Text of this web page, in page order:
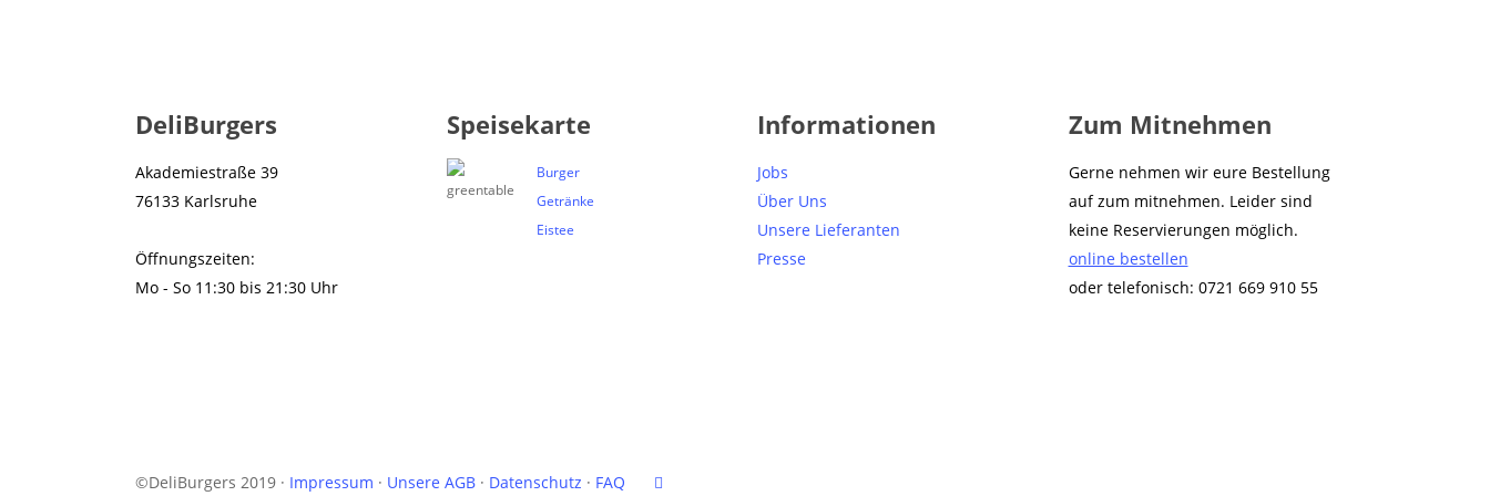
DeliBurgers
Akademiestraße 39
76133 Karlsruhe
Öffnungszeiten:
Mo - So 11:30 bis 21:30 Uhr
Speisekarte
Burger
Getränke
Eistee
Informationen
Jobs
Über Uns
Unsere Lieferanten
Presse
Zum Mitnehmen
Gerne nehmen wir eure Bestellung
auf zum mitnehmen. Leider sind
keine Reservierungen möglich.
online bestellen
oder telefonisch: 0721 669 910 55
©DeliBurgers 2019 · Impressum · Unsere AGB · Datenschutz · FAQ facebook